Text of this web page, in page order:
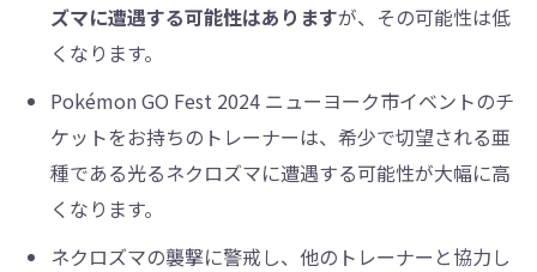
ズマに遭遇する可能性はありますが、その可能性は低
くなります。
Pokémon GO Fest 2024 ニューヨーク市イベントのチ
ケットをお持ちのトレーナーは、希少で切望される亜
種である光るネクロズマに遭遇する可能性が大幅に高
くなります。
ネクロズマの襲撃に警戒し、他のトレーナーと協力し